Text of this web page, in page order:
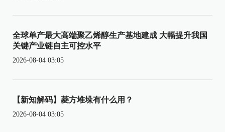
全球单产最大高端聚乙烯醇生产基地建成 大幅提升我国
关键产业链自主可控水平
2026-08-04 03:05
【新知解码】菱方堆垛有什么用？
2026-08-04 03:05